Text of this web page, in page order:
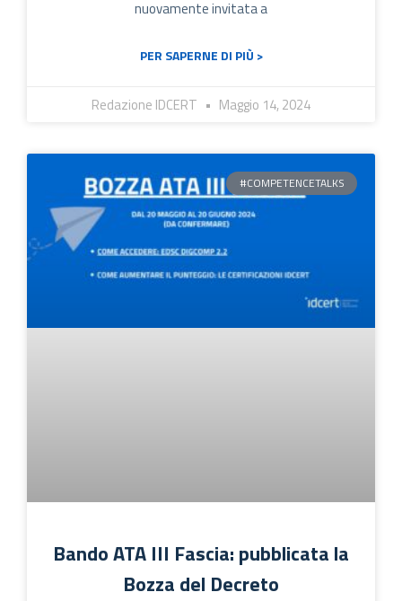
nuovamente invitata a
PER SAPERNE DI PIÙ >
Redazione IDCERT Maggio 14, 2024
#COMPETENCETALKS
Bando ATA III Fascia: pubblicata la
Bozza del Decreto